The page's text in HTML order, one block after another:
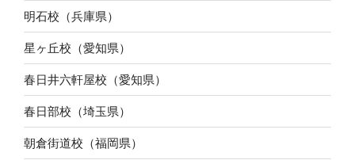
明石校（兵庫県）
星ヶ丘校（愛知県）
春日井六軒屋校（愛知県）
春日部校（埼玉県）
朝倉街道校（福岡県）